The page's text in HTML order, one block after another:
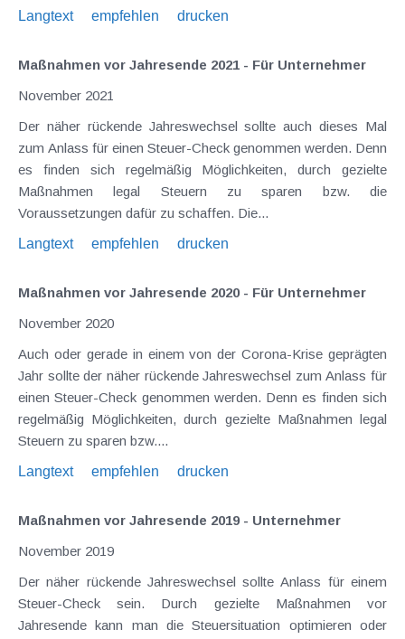
Langtext
empfehlen drucken
Maßnahmen vor Jahresende 2021 - Für Unternehmer
November 2021
Der näher rückende Jahreswechsel sollte auch dieses Mal
zum Anlass für einen Steuer-Check genommen werden. Denn
es finden sich regelmäßig Möglichkeiten, durch gezielte
Maßnahmen legal Steuern zu sparen bzw. die
Voraussetzungen dafür zu schaffen. Die...
Langtext
empfehlen drucken
Maßnahmen vor Jahresende 2020 - Für Unternehmer
November 2020
Auch oder gerade in einem von der Corona-Krise geprägten
Jahr sollte der näher rückende Jahreswechsel zum Anlass für
einen Steuer-Check genommen werden. Denn es finden sich
regelmäßig Möglichkeiten, durch gezielte Maßnahmen legal
Steuern zu sparen bzw....
Langtext
empfehlen drucken
Maßnahmen vor Jahresende 2019 - Unternehmer
November 2019
Der näher rückende Jahreswechsel sollte Anlass für einem
Steuer-Check sein. Durch gezielte Maßnahmen vor
Jahresende kann man die Steuersituation optimieren oder